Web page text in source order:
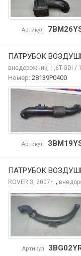
Артикул
ПАТРУБОК
внедорожник, 1,6T-GDi /
Номер: 28139P0400
Артикул
ПАТРУБОК
ROVER 3, 2007г. ,
Артикул